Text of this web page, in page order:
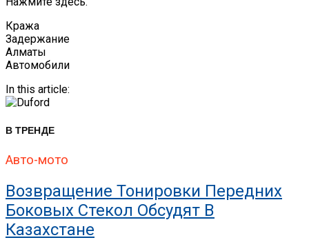
Кража
Задержание
Алматы
Автомобили
In this article:
В ТРЕНДЕ
Авто-мото
Возвращение Тонировки Передних
Боковых Стекол Обсудят В
Казахстане